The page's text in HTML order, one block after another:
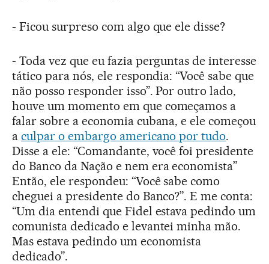
- Ficou surpreso com algo que ele disse?
- Toda vez que eu fazia perguntas de interesse
tático para nós, ele respondia: “Você sabe que
não posso responder isso”. Por outro lado,
houve um momento em que começamos a
falar sobre a economia cubana, e ele começou
a culpar o embargo americano por tudo.
Disse a ele: “Comandante, você foi presidente
do Banco da Nação e nem era economista”
Então, ele respondeu: “Você sabe como
cheguei a presidente do Banco?”. E me conta:
“Um dia entendi que Fidel estava pedindo um
comunista dedicado e levantei minha mão.
Mas estava pedindo um economista
dedicado”.